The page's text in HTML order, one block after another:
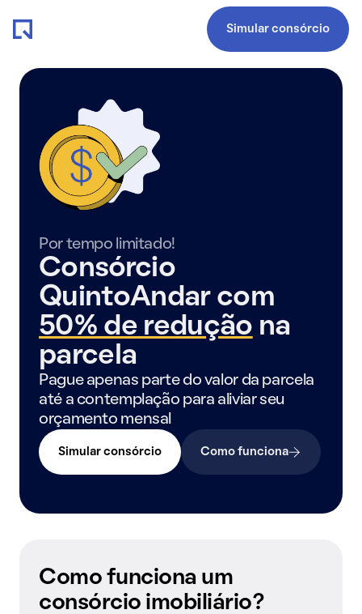
Simular consórcio
Por tempo limitado!
Consórcio
QuintoAndar com
50% de redução na
parcela
Pague apenas parte do valor da parcela
até a contemplação para aliviar seu
orçamento mensal
Simular consórcio Como funciona
Como funciona um
consórcio imobiliário?